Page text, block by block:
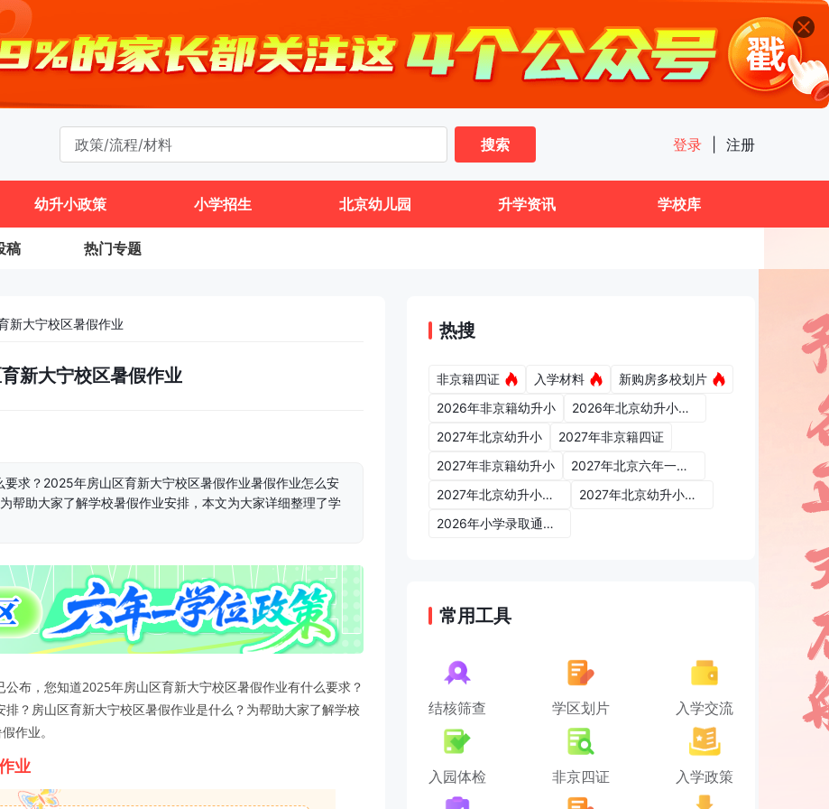
搜索
登录 注册
幼升小政策 小学招生 北京幼儿园 升学资讯 学校库
稿 热门专题
新大宁校区暑假作业
新大宁校区暑假作业
求？2025年房山区育新大宁校区暑假作业暑假作业怎么安
帮助大家了解学校暑假作业安排，本文为大家详细整理了学
布，您知道2025年房山区育新大宁校区暑假作业有什么要求？
？房山区育新大宁校区暑假作业是什么？为帮助大家了解学校
作业。
业
热搜
非京籍四证 入学材料
新购房多校划片
2026年非京籍幼升小
2026年北京幼升小入学政策
2027年北京幼升小
2027年非京籍四证
2027年非京籍幼升小
2027年北京六年一学位政策
2027年北京幼升小六年一学位政策
2027年北京幼升小入学政策
2026年小学录取通知书
常用工具
结核筛查 学区划片 入学交流
入园体检 非京四证 入学政策